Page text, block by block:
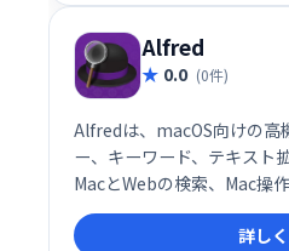
Alfred
0.0 (0件)
Alfredは、macOS向けの高
ー、キーワード、テキスト
MacとWebの検索、Mac操
率を劇的に向上させます
ーザーに最適な、受賞歴も
詳し